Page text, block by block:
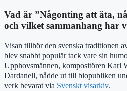
Vad är ”Någonting att äta,
och vilket sammanhang har
Visan tillhör den svenska traditionen
blev snabbt populär tack vare sin
Upphovsmännen, kompositören Karl
Dardanell, nådde ut till biopubliken
verk bevarat via Svenskt visarkiv.